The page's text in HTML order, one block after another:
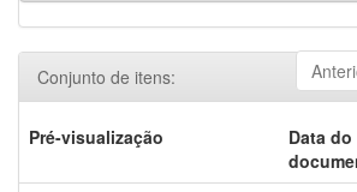
Conjunto de itens:
Pré-visualização
Data do